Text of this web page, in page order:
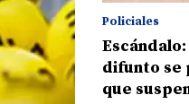
Policiales
difunto se
que